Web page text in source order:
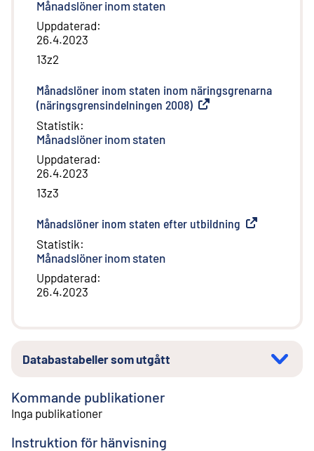
Månadslöner inom staten
Uppdaterad:
26.4.2023
13z2
Månadslöner inom staten inom näringsgrenarna
(näringsgrensindelningen 2008) Extern länk
Statistik:
Månadslöner inom staten
Uppdaterad:
26.4.2023
13z3
Månadslöner inom staten efter utbildning Extern länk
Statistik:
Månadslöner inom staten
Uppdaterad:
26.4.2023
Databastabeller som utgått
Kommande publikationer
Inga publikationer
Instruktion för hänvisning